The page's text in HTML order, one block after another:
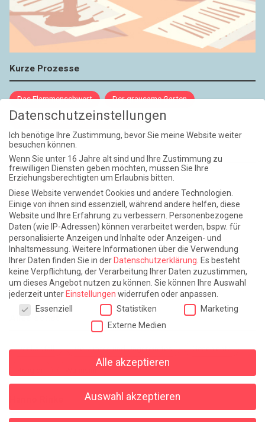
Kurze Prozesse
Das Flammenschwert Der grausame Garten
NIEMALS UND AUCH DANN NICHT
Weite Reisen
Atlantische Turbulenzen DIE ELF
Die Zeit der Ringelblumen ist vorbei Europa im Kopf
Fast am Ziel Frühling in Florenz In der Blase
Leben lernen / Ein Versuch Trinken. Träumen. Trösten.
Triple-Edinburgher mit Ketchup WACHS!
Winterreise (mit Sommern)
Alles sonst
Denkabfall Gereimtes und Ungereimtes Geschichte
Datenschutzeinstellungen
Ich benötige Ihre Zustimmung, bevor Sie meine Website weiter
besuchen können.
Wenn Sie unter 16 Jahre alt sind und Ihre Zustimmung zu
freiwilligen Diensten geben möchten, müssen Sie Ihre
Erziehungsberechtigten um Erlaubnis bitten.
Diese Website verwendet Cookies und andere Technologien.
Einige von ihnen sind essenziell, während andere helfen, diese
Website und Ihre Erfahrung zu verbessern. Personenbezogene
Daten (wie IP-Adressen) können verarbeitet werden, bspw. für
personalisierte Anzeigen und Inhalte oder Anzeigen- und
Inhaltsmessung. Weitere Informationen über die Verwendung
Ihrer Daten finden Sie in der Datenschutzerklärung Es besteht
keine Verpflichtung, der Verarbeitung Ihrer Daten zuzustimmen,
um dieses Angebot nutzen zu können. Sie können Ihre Auswahl
jederzeit unter Einstellungen widerrufen oder anpassen.
Datenschutzeinstellungen
Essenziell Statistiken
Marketing
Externe Medien
Alle akzeptieren
Auswahl akzeptieren